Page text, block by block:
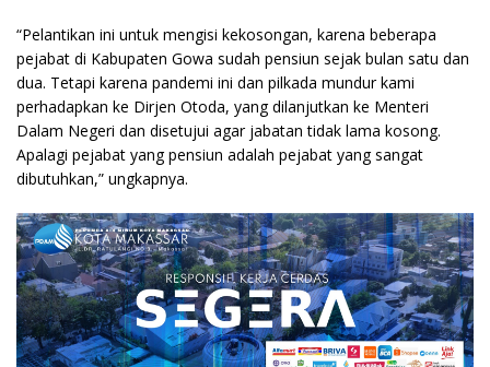
“Pelantikan ini untuk mengisi kekosongan, karena beberapa
pejabat di Kabupaten Gowa sudah pensiun sejak bulan satu dan
dua. Tetapi karena pandemi ini dan pilkada mundur kami
perhadapkan ke Dirjen Otoda, yang dilanjutkan ke Menteri
Dalam Negeri dan disetujui agar jabatan tidak lama kosong.
Apalagi pejabat yang pensiun adalah pejabat yang sangat
dibutuhkan,” ungkapnya.